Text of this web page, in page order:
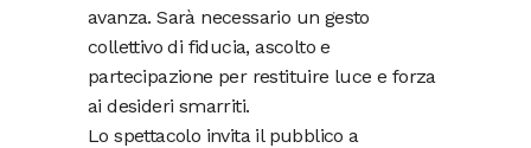
avanza. Sarà necessario un gesto
collettivo di fiducia, ascolto e
partecipazione per restituire luce e forza
ai desideri smarriti.
Lo spettacolo invita il pubblico a